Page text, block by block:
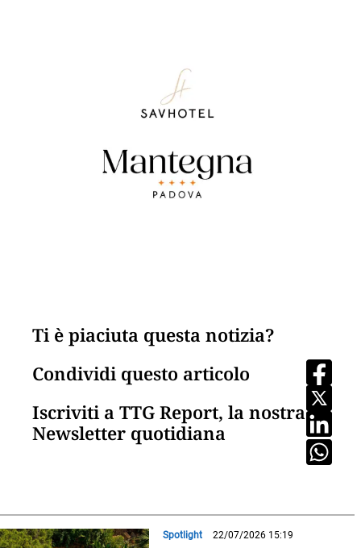
Ti è piaciuta questa notizia?
Condividi questo articolo
Iscriviti a TTG Report, la nostra
Newsletter quotidiana
Spotlight 22/07/2026 15:19